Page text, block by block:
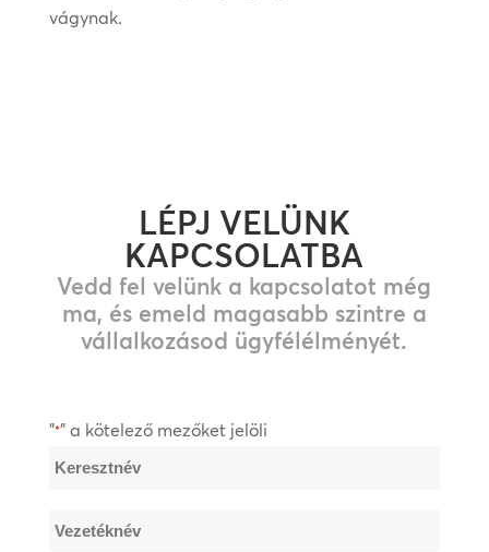
vágynak.
LÉPJ VELÜNK
KAPCSOLATBA
Vedd fel velünk a kapcsolatot még
ma, és emeld magasabb szintre a
vállalkozásod ügyfélélményét.
"*" a kötelező mezőket jelöli
Név
Keresztnév